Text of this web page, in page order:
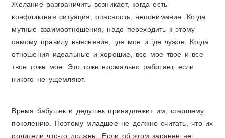
Желание разграничить возникает, когда есть
конфликтная ситуация, опасность, непонимание. Когда
мутные взаимоотношения, надо переходить к этому
самому правилу выяснения, где мое и где чужое. Когда
отношения идеальные и хорошие, все мое твое и все
твое тоже мое. Это тоже нормально работает, если
никого не ущемляют.
Время бабушек и дедушек принадлежит им, старшему
поколению. Поэтому младшее не должно считать, что их
родители что-то должны. Если об этом заранее не